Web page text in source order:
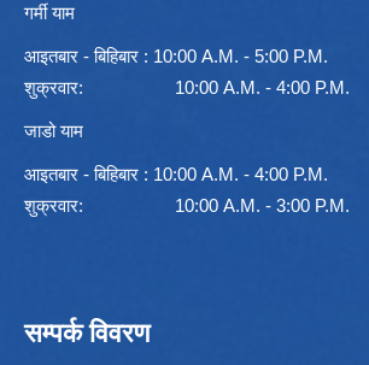
गर्मी याम
आइतबार - बिहिबार : 10:00 A.M. - 5:00 P.M.
शुक्रवार: 10:00 A.M. - 4:00 P.M.
जाडो याम
आइतबार - बिहिबार : 10:00 A.M. - 4:00 P.M.
शुक्रवार: 10:00 A.M. - 3:00 P.M.
सम्पर्क विवरण